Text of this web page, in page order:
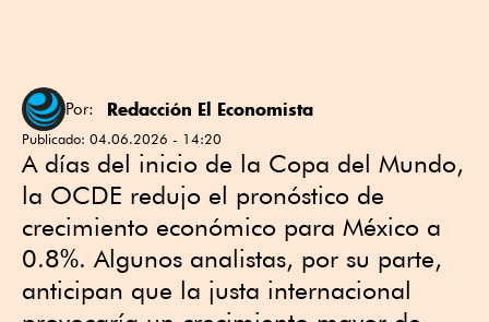
Por: Redacción El Economista
Publicado: 04.06.2026 - 14:20
A días del inicio de la Copa del Mundo,
la OCDE redujo el pronóstico de
crecimiento económico para México a
0.8%. Algunos analistas, por su parte,
anticipan que la justa internacional